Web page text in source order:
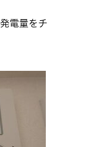
電量をチ